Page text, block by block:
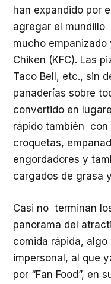
han expandido por
agregar el mundillo
mucho empanizado
Chiken (KFC). Las
Taco Bell, etc., sin
panaderías sobre
convertido en
rápido también con
croquetas,
engordadores y
cargados de grasa
Casi no terminan
panorama del
comida rápida,
impersonal, al que
por “Fan Food”, en